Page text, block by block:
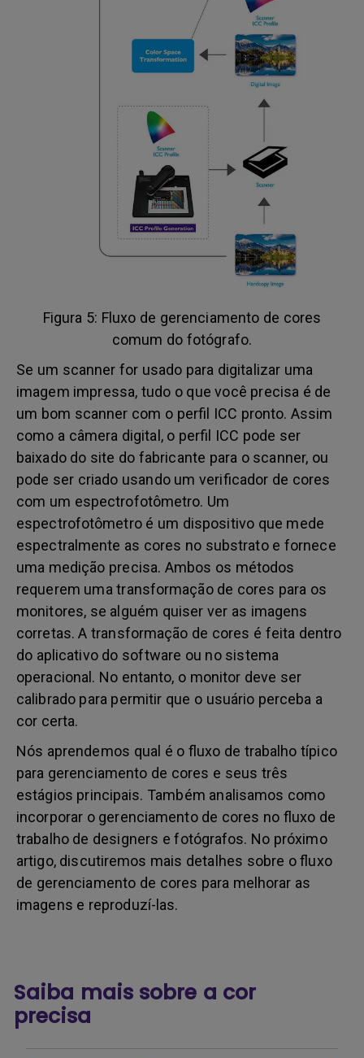
Figura 5: Fluxo de gerenciamento de cores
comum do fotógrafo.
Se um scanner for usado para digitalizar uma
imagem impressa, tudo o que você precisa é de
um bom scanner com o perfil ICC pronto. Assim
como a câmera digital, o perfil ICC pode ser
baixado do site do fabricante para o scanner, ou
pode ser criado usando um verificador de cores
com um espectrofotômetro. Um
espectrofotômetro é um dispositivo que mede
espectralmente as cores no substrato e fornece
uma medição precisa. Ambos os métodos
requerem uma transformação de cores para os
monitores, se alguém quiser ver as imagens
corretas. A transformação de cores é feita dentro
do aplicativo do software ou no sistema
operacional. No entanto, o monitor deve ser
calibrado para permitir que o usuário perceba a
cor certa.
Nós aprendemos qual é o fluxo de trabalho típico
para gerenciamento de cores e seus três
estágios principais. Também analisamos como
incorporar o gerenciamento de cores no fluxo de
trabalho de designers e fotógrafos. No próximo
artigo, discutiremos mais detalhes sobre o fluxo
de gerenciamento de cores para melhorar as
imagens e reproduzí-las.
Saiba mais sobre a cor
precisa